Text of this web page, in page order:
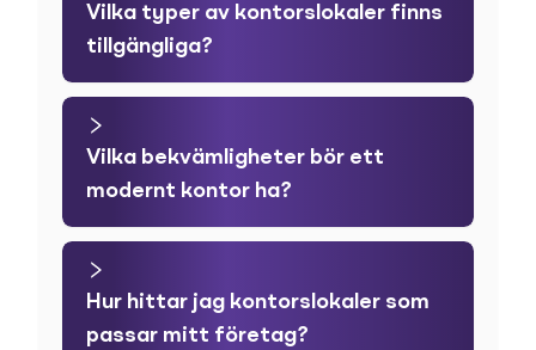
Vilka typer av kontorslokaler finns
tillgängliga?
Vilka bekvämligheter bör ett
modernt kontor ha?
Hur hittar jag kontorslokaler som
passar mitt företag?